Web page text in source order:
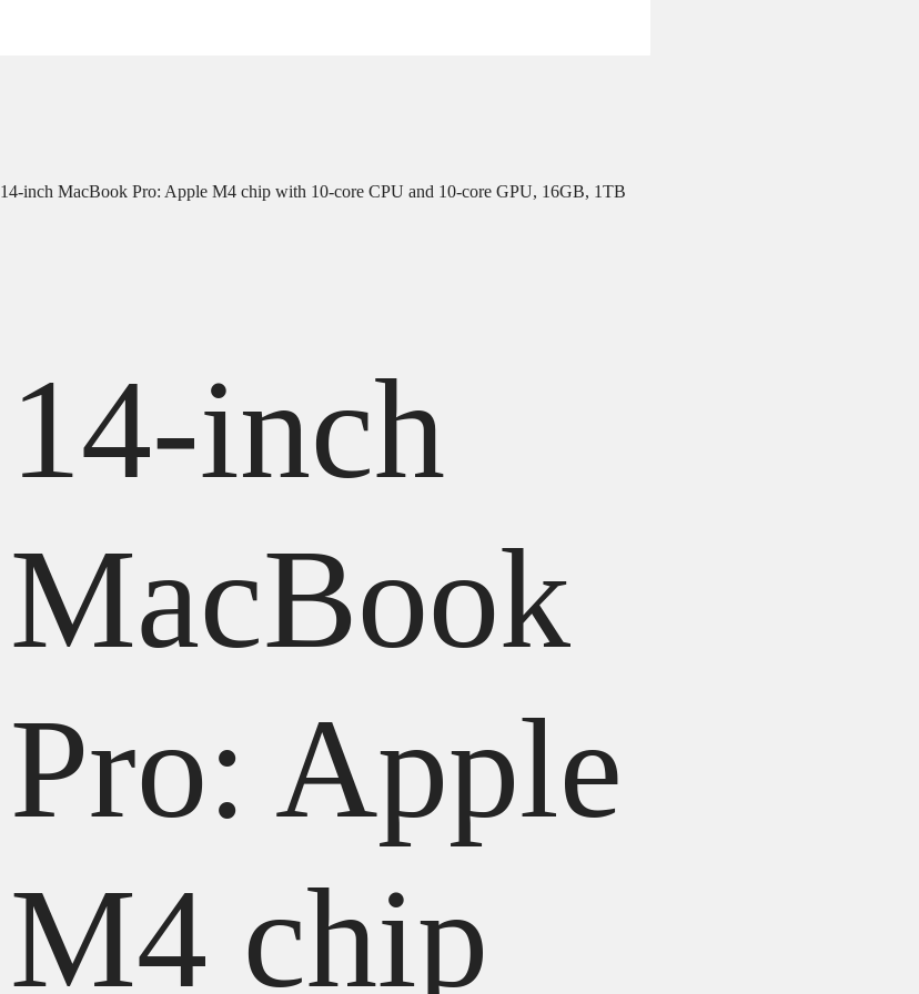
14-inch MacBook Pro: Apple M4 chip with 10‑core CPU and 10‑core GPU, 16GB, 1TB
14-inch
MacBook
Pro: Apple
M4 chip